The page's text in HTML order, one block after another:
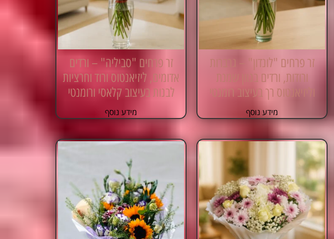
זר פרחים "לונדון" – גרברות
ורודות, ורדים בגוון שמנת
וליזיאנטוס רך בעיצוב רומנטי
מידע נוסף
זר פרחים "סביליה" – ורדים
אדומים, ליזיאנטוס ורוד וחרציות
לבנות בעיצוב קלאסי ורומנטי
מידע נוסף